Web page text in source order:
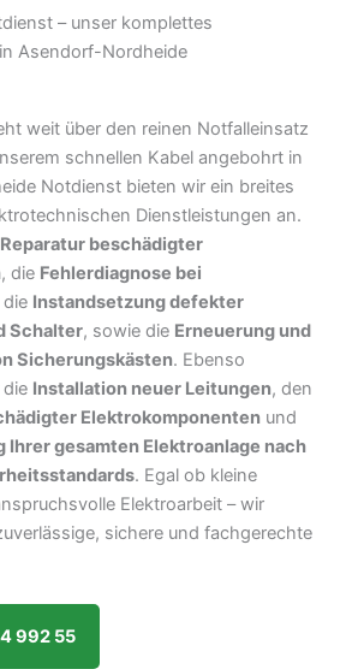
– unser komplettes
Asendorf-Nordheide
weit über den reinen Notfalleinsatz
schnellen Kabel angebohrt in
Notdienst bieten wir ein breites
Dienstleistungen an.
Reparatur beschädigter
, die Fehlerdiagnose bei
die Instandsetzung defekter
Schalter, sowie die Erneuerung und
Sicherungskästen. Ebenso
Installation neuer Leitungen, den
Elektrokomponenten und
Ihrer gesamten Elektroanlage nach
. Egal ob kleine
Elektroarbeit – wir
sichere und fachgerechte
992 55